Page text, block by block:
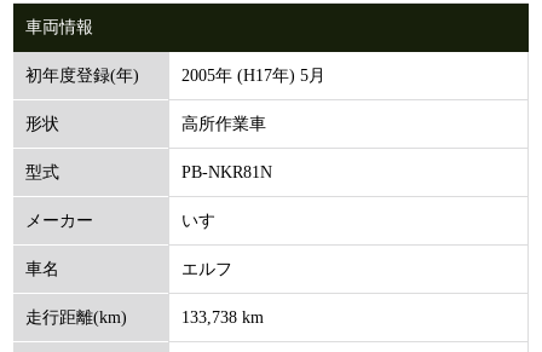
車両情報
初年度登録(年) 2005年 (H17年) 5月
形状 高所作業車
型式 PB-NKR81N
メーカー いすゞ
車名 エルフ
走行距離(km) 133,738 km